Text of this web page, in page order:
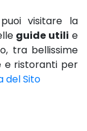
visitare la
guide utili e
tra bellissime
e ristoranti per
del Sito